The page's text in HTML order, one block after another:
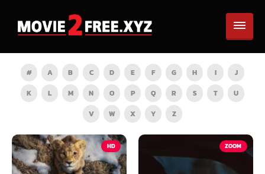
# A B C D E F G H I
J
K
L M N O P Q R S T
U
V
W X Y Z
HD